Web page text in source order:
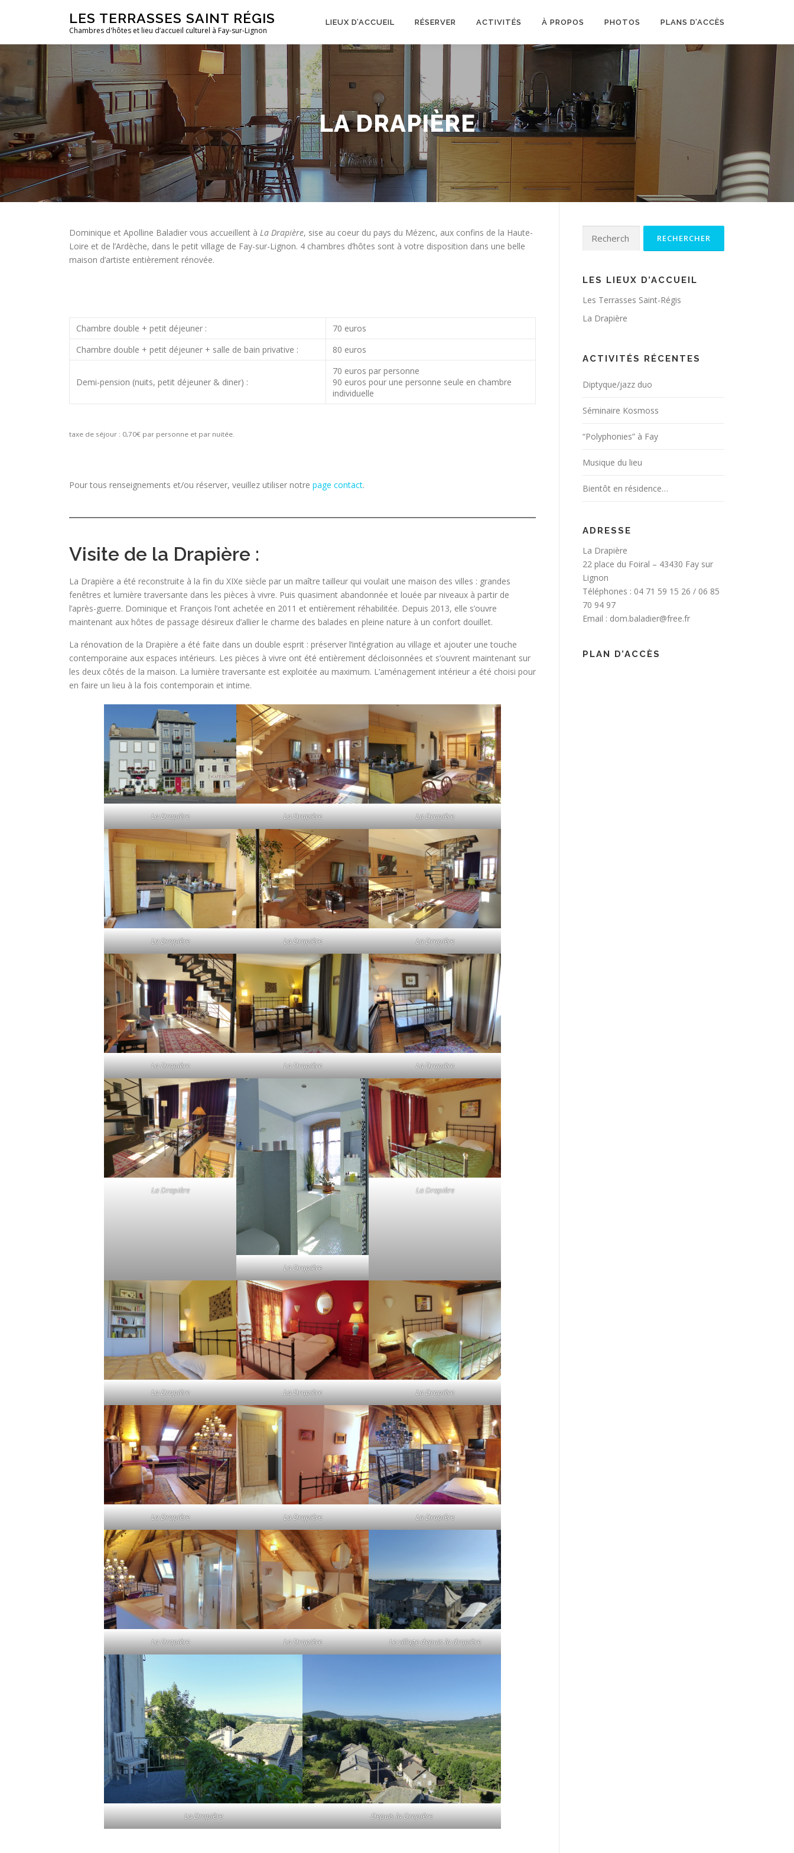
LES TERRASSES SAINT RÉGIS
Chambres d'hôtes et lieu d’accueil culturel à Fay-sur-Lignon
LIEUX D’ACCUEIL RÉSERVER ACTIVITÉS À PROPOS PHOTOS PLANS D’ACCÈS
LA DRAPIÈRE
Dominique et Apolline Baladier vous accueillent à La Drapière, sise au coeur du pays du Mézenc, aux confins de la Haute-
Loire et de l’Ardèche, dans le petit village de Fay-sur-Lignon. 4 chambres d’hôtes sont à votre disposition dans une belle
maison d’artiste entièrement rénovée.
Chambre double + petit déjeuner :
70 euros
Chambre double + petit déjeuner + salle de bain privative :
80 euros
Demi-pension (nuits, petit déjeuner & diner) :
70 euros par personne
90 euros pour une personne seule en chambre
individuelle
taxe de séjour : 0,70€ par personne et par nuitée.
Pour tous renseignements et/ou réserver, veuillez utiliser notre page contact.
Visite de la Drapière :
La Drapière a été reconstruite à la fin du XIXe siècle par un maître tailleur qui voulait une maison des villes : grandes
fenêtres et lumière traversante dans les pièces à vivre. Puis quasiment abandonnée et louée par niveaux à partir de
l’après-guerre. Dominique et François l’ont achetée en 2011 et entièrement réhabilitée. Depuis 2013, elle s’ouvre
maintenant aux hôtes de passage désireux d’allier le charme des balades en pleine nature à un confort douillet.
La rénovation de la Drapière a été faite dans un double esprit : préserver l’intégration au village et ajouter une touche
contemporaine aux espaces intérieurs. Les pièces à vivre ont été entièrement décloisonnées et s’ouvrent maintenant sur
les deux côtés de la maison. La lumière traversante est exploitée au maximum. L’aménagement intérieur a été choisi pour
en faire un lieu à la fois contemporain et intime.
La Drapière La Drapière La Drapière
La Drapière La Drapière La Drapière
La Drapière La Drapière La Drapière
La Drapière
La Drapière
La Drapière
La Drapière La Drapière La Drapière
La Drapière La Drapière La Drapière
La Drapière La Drapière Le village depuis la drapière
La Drapière Depuis la Drapière
LES LIEUX D’ACCUEIL
Les Terrasses Saint-Régis
La Drapière
ACTIVITÉS RÉCENTES
Diptyque/jazz duo
Séminaire Kosmoss
“Polyphonies” à Fay
Musique du lieu
Bientôt en résidence…
ADRESSE
La Drapière
22 place du Foiral – 43430 Fay sur
Lignon
Téléphones : 04 71 59 15 26 / 06 85
70 94 97
Email : dom.baladier@free.fr
PLAN D’ACCÈS